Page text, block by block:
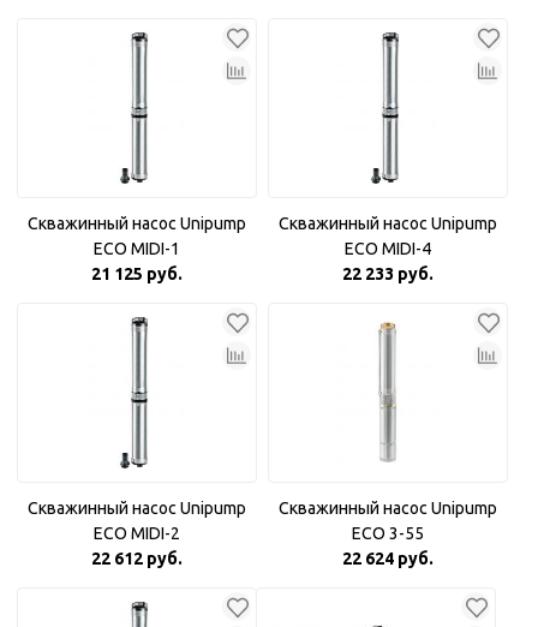
Скважинный насос Unipump
ECO MIDI-1
21 125 руб.
Скважинный насос Unipump
ECO MIDI-4
22 233 руб.
Скважинный насос Unipump
ECO MIDI-2
22 612 руб.
Скважинный насос Unipump
ECO 3-55
22 624 руб.